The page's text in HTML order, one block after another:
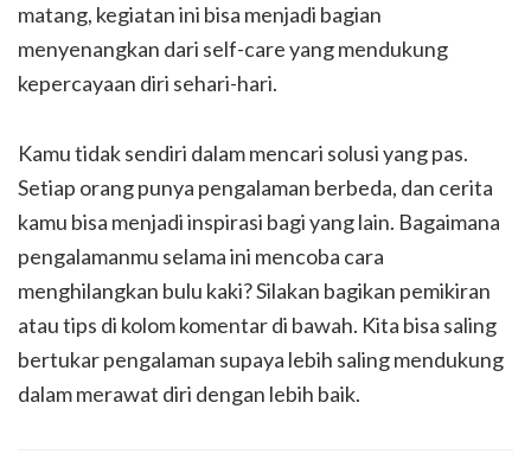
matang, kegiatan ini bisa menjadi bagian
menyenangkan dari self-care yang mendukung
kepercayaan diri sehari-hari.
Kamu tidak sendiri dalam mencari solusi yang pas.
Setiap orang punya pengalaman berbeda, dan cerita
kamu bisa menjadi inspirasi bagi yang lain. Bagaimana
pengalamanmu selama ini mencoba cara
menghilangkan bulu kaki? Silakan bagikan pemikiran
atau tips di kolom komentar di bawah. Kita bisa saling
bertukar pengalaman supaya lebih saling mendukung
dalam merawat diri dengan lebih baik.